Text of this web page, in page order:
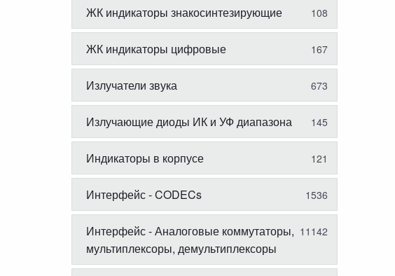
ЖК индикаторы знакосинтезирующие 108
ЖК индикаторы цифровые 167
Излучатели звука 673
Излучающие диоды ИК и УФ диапазона 145
Индикаторы в корпусе 121
Интерфейс - CODECs 1536
Интерфейс - Аналоговые коммутаторы,
мультиплексоры, демультиплексоры
11142